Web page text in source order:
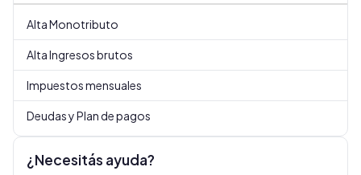
Alta Monotributo
Alta Ingresos brutos
Impuestos mensuales
Deudas y Plan de pagos
¿Necesitás ayuda?